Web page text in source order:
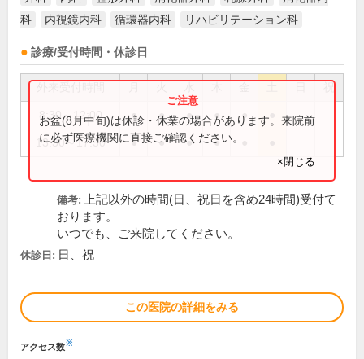
科
内視鏡内科 循環器内科 リハビリテーション科
診療/受付時間・休診日
祝
8:30～12:00 ● ● ● ● ●
13:30～17:30 ● ● ● ●
お盆(8月中旬)は休診・休業の場合があります。来院前
に必ず医療機関に直接ご確認ください。
×閉じる
備考:
上記以外の時間(日、祝日を含め24時間)受付て
おります。
いつでも、ご来院してください。
休診日: 日、祝
この医院の詳細をみる
アクセス数※